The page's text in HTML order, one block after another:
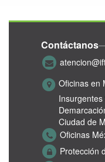
Contáctanos
Oficinas en
Ciudad de
Oficinas
Protección